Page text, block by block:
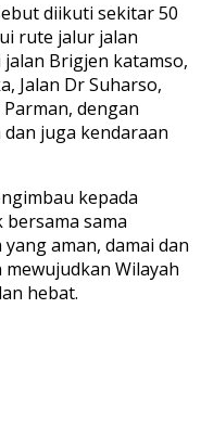
diikuti sekitar 50
rute jalur jalan
Brigjen katamso,
Jalan Dr Suharso,
Parman, dengan
juga kendaraan
kepada
sama
aman, damai dan
Wilayah
hebat.